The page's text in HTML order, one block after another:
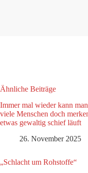
Ähnliche Beiträge
Immer mal wieder kann
viele Menschen doch
etwas gewaltig schief läuft
26. November 2025
„Schlacht um Rohstoffe“